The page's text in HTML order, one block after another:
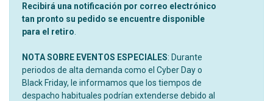
Recibirá una notificación por correo electrónico
tan pronto su pedido se encuentre disponible
para el retiro
NOTA SOBRE EVENTOS ESPECIALES: Durante
periodos de alta demanda como el Cyber Day o
Black Friday, le informamos que los tiempos de
despacho habituales podrían extenderse debido al